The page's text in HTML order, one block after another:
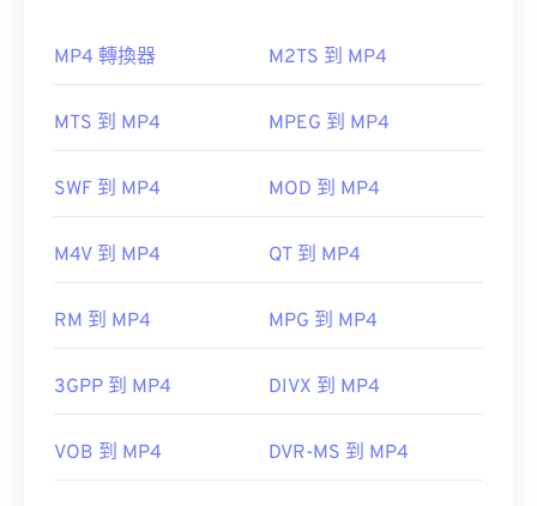
iTunes
預覽 MP3
另一個可以開啟 MP3 檔案的程式是
檔名。
TeslaCrypt 3.0Crypt 3.勒索軟體加密檔案
初始發布：1993
MP4 檔案會在作業系統的預設視訊播放器中開啟。
Windows Player 中開
在某些裝置上，尤其是行動裝置上，開啟這種檔案類
料（音訊或視訊編解碼器）與裝置的作業系統不相
VLC 媒體播放器
MP4 轉換器 M2TS 到 MP4
MTS 到 MP4 MPEG 到 MP4
SWF 到 MP4 MOD 到 MP4
M4V 到 MP4 QT 到 MP4
RM 到 MP4 MPG 到 MP4
3GPP 到 MP4 DIVX 到 MP4
VOB 到 MP4 DVR-MS 到 MP4